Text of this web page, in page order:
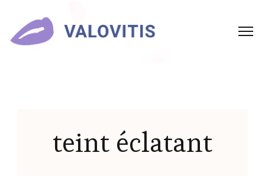
teint éclatant